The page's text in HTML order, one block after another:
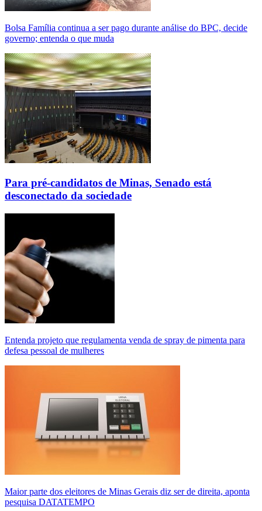
Bolsa Família continua a ser pago durante análise do BPC, decide
governo; entenda o que muda
Para pré-candidatos de Minas, Senado está
desconectado da sociedade
Entenda projeto que regulamenta venda de spray de pimenta para
defesa pessoal de mulheres
Maior parte dos eleitores de Minas Gerais diz ser de direita, aponta
pesquisa DATATEMPO